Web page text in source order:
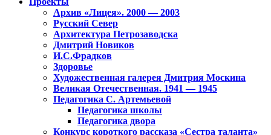
Архив «Лицея». 2000 — 2003
Русский Север
Архитектура Петрозаводска
Дмитрий Новиков
И.С.Фрадков
Здоровье
Художественная галерея Дмитрия Москина
Великая Отечественная. 1941 — 1945
Педагогика С. Артемьевой
Педагогика школы
Педагогика двора
Конкурс короткого рассказа «Сестра таланта»